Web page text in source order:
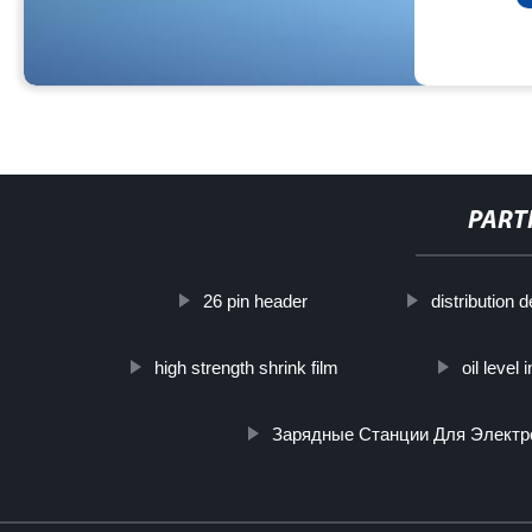
26 pin header distribution
high strength shrink film oil level
Зарядные Станции Для